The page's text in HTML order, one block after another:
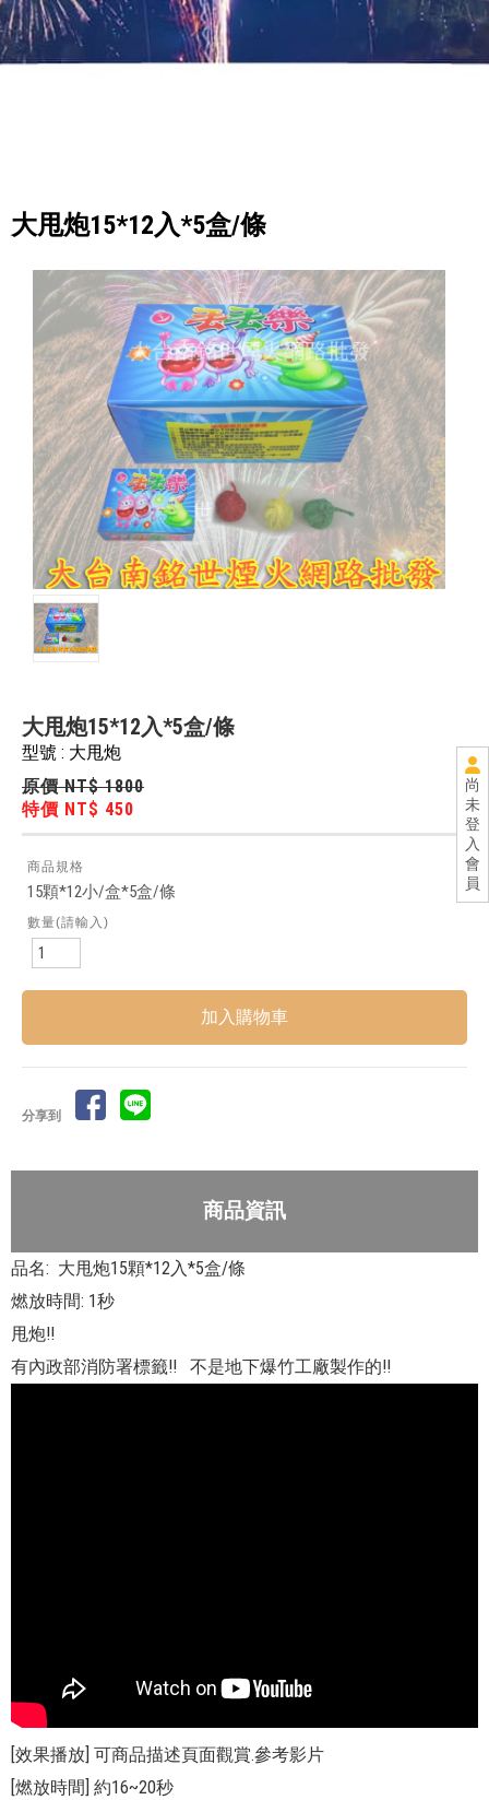
尚
未
登
入
會
員
大甩炮15*12入*5盒/條
大甩炮15*12入*5盒/條
型號 : 大甩炮
原價 NT$ 1800
特價 NT$ 450
商品規格
15顆*12小/盒*5盒/條
數量(請輸入)
分享到
商品資訊
品名: 大甩炮15顆*12入*5盒/條
燃放時間: 1秒
甩炮!!
有內政部消防署標籤!! 不是地下爆竹工廠製作的!!
[效果播放] 可商品描述頁面觀賞.參考影片
[燃放時間] 約16~20秒